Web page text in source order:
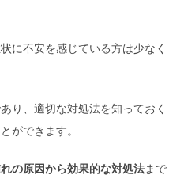
に不安を感じている方は少なく
り、適切な対処法を知っておく
ができます。
の原因から効果的な対処法まで